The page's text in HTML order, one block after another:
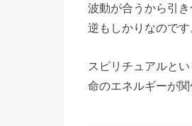
波動が合うから引
逆もしかりなのです
スピリチュアルと
命のエネルギーが関